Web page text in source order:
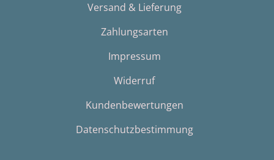
Versand & Lieferung
Zahlungsarten
Impressum
Widerruf
Kundenbewertungen
Datenschutzbestimmung